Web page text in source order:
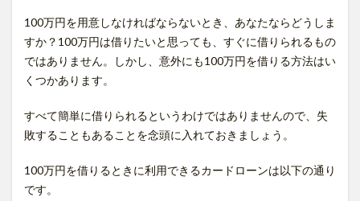
100万円を用意しなければならないとき、あなたならどうしま
すか？100万円は借りたいと思っても、すぐに借りられるもの
ではありません。しかし、意外にも100万円を借りる方法はい
くつかあります。
すべて簡単に借りられるというわけではありませんので、失
敗することもあることを念頭に入れておきましょう。
100万円を借りるときに利用できるカードローンは以下の通り
です。